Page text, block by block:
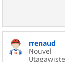
rrenaud
Nouvel
Utagawiste